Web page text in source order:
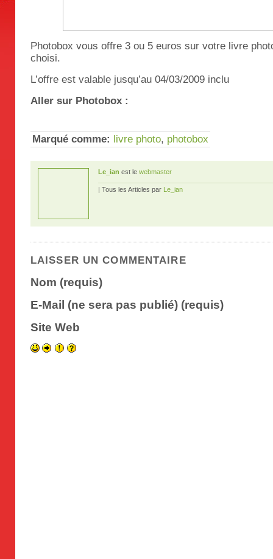
Photobox vous offre 3 ou 5 euros sur votre livre
choisi.
L’offre est valable jusqu’au 04/03/2009 inclu
Aller sur Photobox :
Marqué comme: livre photo, photobox
Le_ian est le webmaster
| Tous les Articles par Le_ian
LAISSER UN COMMENTAIRE
Nom (requis)
E-Mail (ne sera pas publié) (requis)
Site Web